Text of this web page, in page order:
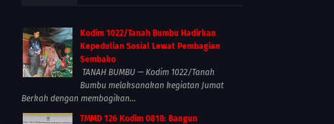
Kodim 1022/Tanah Bumbu Hadirkan
Kepedulian Sosial Lewat Pembagian
Sembako
TANAH BUMBU — Kodim 1022/Tanah
Bumbu melaksanakan kegiatan Jumat
Berkah dengan membagikan...
TMMD 126 Kodim 0818: Bangun